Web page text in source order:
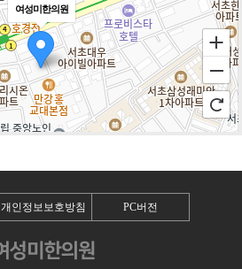
여성미한의원
개인정보보호방침 PC버전